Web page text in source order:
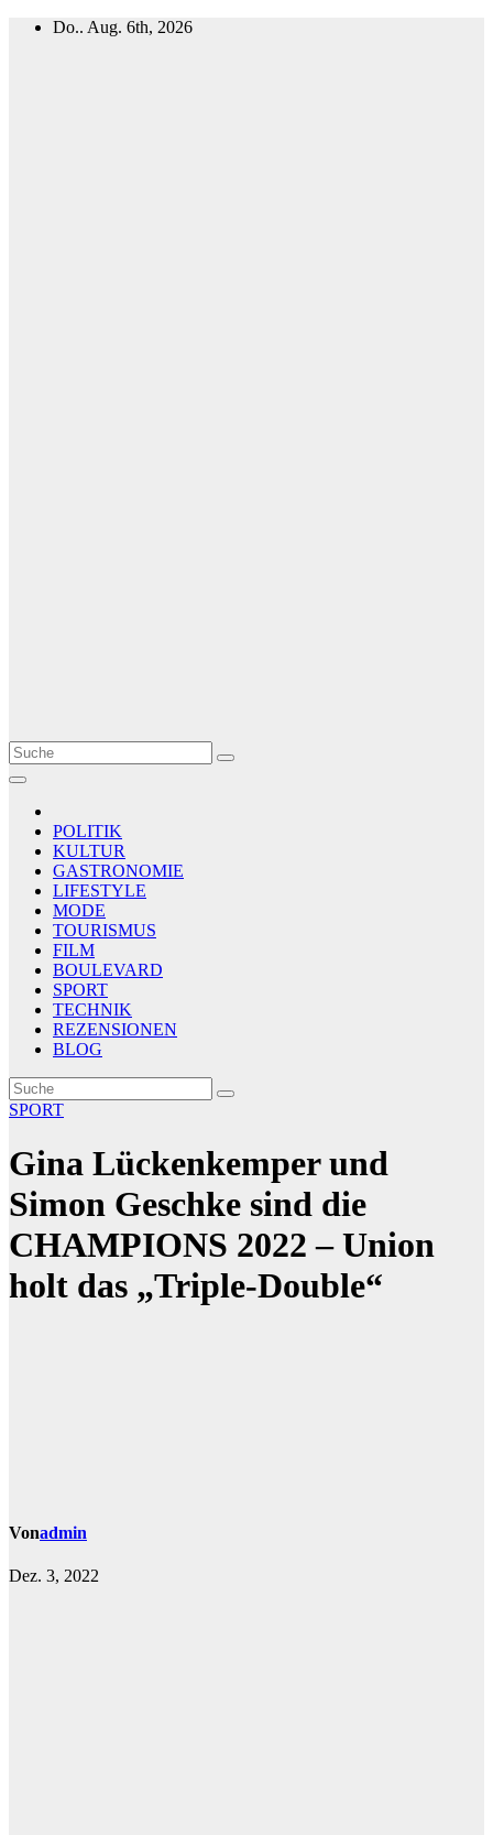
Zum
Do.. Aug. 6th, 2026
Le Matin
AGENCE DE PRESSE
POLITIK
KULTUR
GASTRONOMIE
LIFESTYLE
MODE
TOURISMUS
FILM
BOULEVARD
SPORT
TECHNIK
REZENSIONEN
BLOG
SPORT
Gina Lückenkemper und
Simon Geschke sind die
CHAMPIONS 2022 – Union
holt das „Triple-Double“
Vonadmin
Dez. 3, 2022